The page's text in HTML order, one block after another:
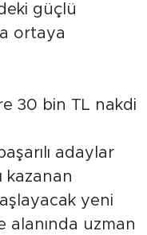
güçlü
ortaya
30 bin TL nakdi
adaylar
kazanan
yeni
alanında uzman